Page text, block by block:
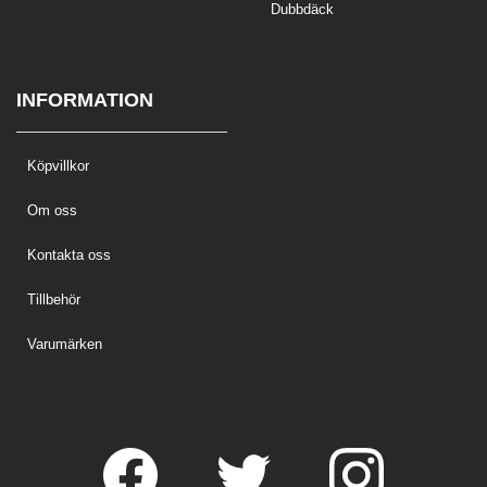
Dubbdäck
INFORMATION
Köpvillkor
Om oss
Kontakta oss
Tillbehör
Varumärken